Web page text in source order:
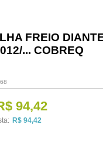
FREIO
... COBREQ
94,42
R$ 94,42